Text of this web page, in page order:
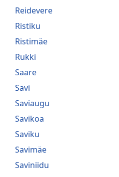
Reidevere
Ristiku
Ristimäe
Rukki
Saare
Savi
Saviaugu
Savikoa
Saviku
Savimäe
Saviniidu